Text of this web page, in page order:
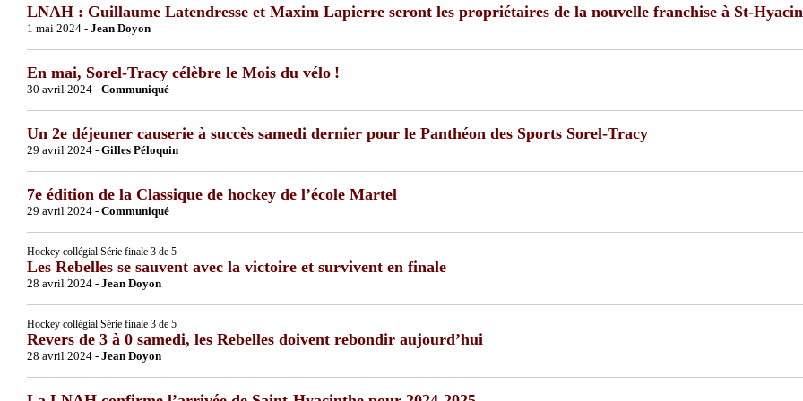
LNAH : Guillaume Latendresse et Maxim Lapierre seront les propriétaires de la nouvelle franchise à St-
1 mai 2024 - Jean Doyon
En mai, Sorel-Tracy célèbre le Mois du vélo !
30 avril 2024 - Communiqué
Un 2e déjeuner causerie à succès samedi dernier pour le Panthéon des Sports Sorel-Tracy
29 avril 2024 - Gilles Péloquin
7e édition de la Classique de hockey de l’école Martel
29 avril 2024 - Communiqué
Hockey collégial Série finale 3 de 5
Les Rebelles se sauvent avec la victoire et survivent en finale
28 avril 2024 - Jean Doyon
Hockey collégial Série finale 3 de 5
Revers de 3 à 0 samedi, les Rebelles doivent rebondir aujourd’hui
28 avril 2024 - Jean Doyon